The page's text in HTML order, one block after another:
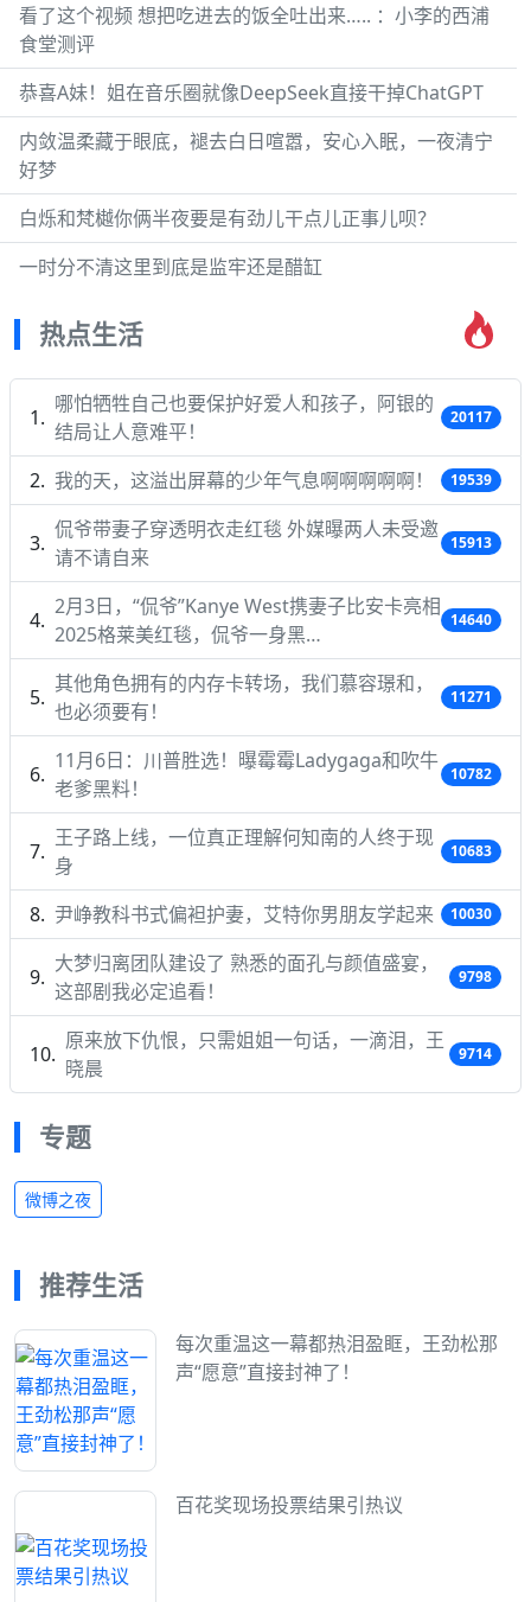
看了这个视频 想把吃进去的饭全吐出来….. ：小李的西浦
食堂测评
恭喜A妹！姐在音乐圈就像DeepSeek直接干掉ChatGPT
内敛温柔藏于眼底，褪去白日喧嚣，安心入眠，一夜清宁
好梦
白烁和梵樾你俩半夜要是有劲儿干点儿正事儿呗？
一时分不清这里到底是监牢还是醋缸
热点生活
哪怕牺牲自己也要保护好爱人和孩子，阿银的
结局让人意难平！
20117
我的天，这溢出屏幕的少年气息啊啊啊啊啊！ 19539
侃爷带妻子穿透明衣走红毯 外媒曝两人未受邀
请不请自来
15913
2月3日，“侃爷”Kanye West携妻子比安卡亮相
2025格莱美红毯，侃爷一身黑…
14640
其他角色拥有的内存卡转场，我们慕容璟和，
也必须要有！
11271
11月6日：川普胜选！曝霉霉Ladygaga和吹牛
老爹黑料！
10782
王子路上线，一位真正理解何知南的人终于现
身
10683
尹峥教科书式偏袒护妻，艾特你男朋友学起来 10030
大梦归离团队建设了 熟悉的面孔与颜值盛宴，
这部剧我必定追看！
9798
原来放下仇恨，只需姐姐一句话，一滴泪，王
晓晨
9714
专题
微博之夜
推荐生活
每次重温这一幕都热泪盈眶，王劲松那
声“愿意”直接封神了！
百花奖现场投票结果引热议